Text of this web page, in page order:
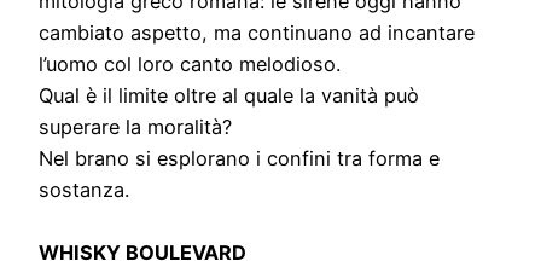
cambiato aspetto, ma continuano ad incantare
l’uomo col loro canto melodioso.
Qual è il limite oltre al quale la vanità può
superare la moralità?
Nel brano si esplorano i confini tra forma e
sostanza.
WHISKY BOULEVARD